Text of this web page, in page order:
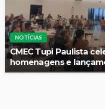
NOTÍCIAS
CMEC Tupi Paulista
homenagens e